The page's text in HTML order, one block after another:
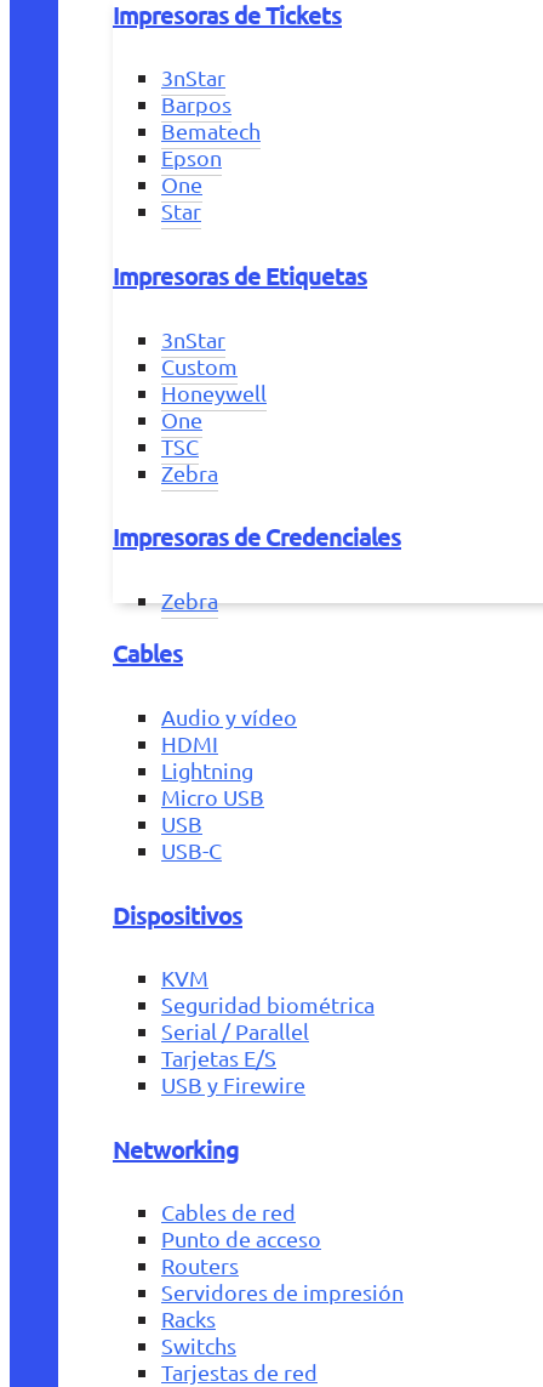
Impresoras de Tickets
3nStar
Barpos
Bematech
Epson
One
Star
Impresoras de Etiquetas
3nStar
Custom
Honeywell
One
TSC
Zebra
Impresoras de Credenciales
Zebra
Cables
Audio y vídeo
HDMI
Lightning
Micro USB
USB
USB-C
Dispositivos
KVM
Seguridad biométrica
Serial / Parallel
Tarjetas E/S
USB y Firewire
Networking
Cables de red
Punto de acceso
Routers
Servidores de impresión
Racks
Switchs
Tarjestas de red